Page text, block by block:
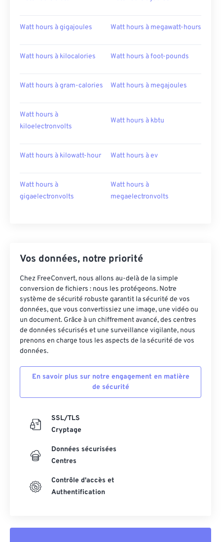
Watt hours à gigajoules Watt hours à megawatt-hours
Watt hours à kilocalories Watt hours à foot-pounds
Watt hours à gram-calories Watt hours à megajoules
Watt hours à
kiloelectronvolts
Watt hours à kbtu
Watt hours à kilowatt-hour Watt hours à ev
Watt hours à
gigaelectronvolts
Watt hours à
megaelectronvolts
Vos données, notre priorité
Chez FreeConvert, nous allons au-delà de la simple
conversion de fichiers : nous les protégeons. Notre
système de sécurité robuste garantit la sécurité de vos
données, que vous convertissiez une image, une vidéo ou
un document. Grâce à un chiffrement avancé, des centres
de données sécurisés et une surveillance vigilante, nous
prenons en charge tous les aspects de la sécurité de vos
données.
En savoir plus sur notre engagement en matière
de sécurité
SSL/TLS
Cryptage
Données sécurisées
Centres
Contrôle d'accès et
Authentification